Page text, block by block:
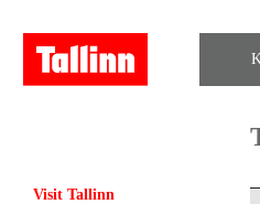
Visit Tallinn